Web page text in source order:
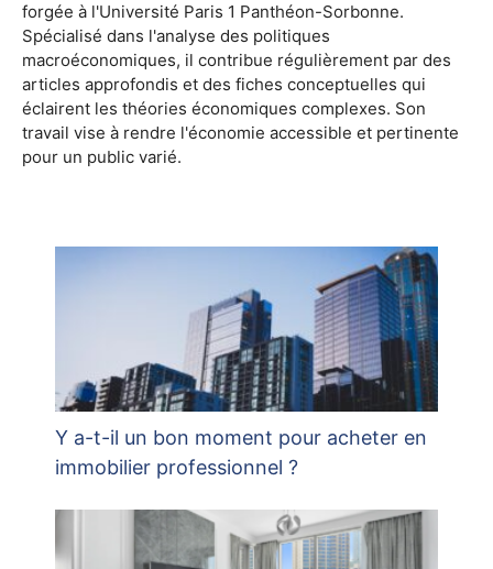
forgée à l'Université Paris 1 Panthéon-Sorbonne.
Spécialisé dans l'analyse des politiques
macroéconomiques, il contribue régulièrement par des
articles approfondis et des fiches conceptuelles qui
éclairent les théories économiques complexes. Son
travail vise à rendre l'économie accessible et pertinente
pour un public varié.
Y a-t-il un bon moment pour acheter en
immobilier professionnel ?